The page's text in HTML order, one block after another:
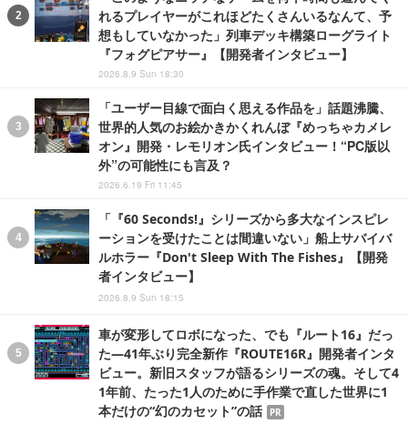
れるプレイヤーがこれほどたくさんいるなんて、予
想もしていなかった」列車デッキ構築ローグライト
『フォグピアサー』【開発者インタビュー】
2026.8.9 Sun 18:30
「ユーザー目線で面白く思える作品を」話題沸騰、
世界的人気のお絵かきかくれんぼ『めっちゃカメレ
オン』開発・レモリオン氏インタビュー！“PC版以
外”の可能性にも言及？
2026.6.19 Fri 11:45
「『60 Seconds!』シリーズから多大なインスピレ
ーションを受けたことは間違いない」船上サバイバ
ルホラー『Don't Sleep With The Fishes』【開発
者インタビュー】
2026.8.9 Sun 18:15
車が変形してロボになった、でも『ルート16』だっ
た―41年ぶり完全新作『ROUTE16R』開発者インタ
ビュー。新旧スタッフが語るシリーズの魂。そして4
1年前、たった1人のために手作業で直した世界に1
本だけの“幻のカセット”の話
PR